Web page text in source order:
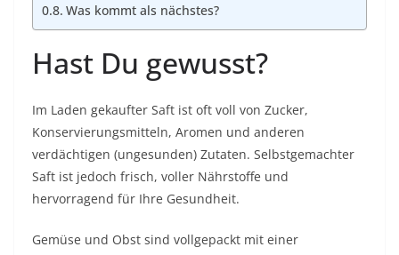
Was kommt als nächstes?
Hast Du gewusst?
Im Laden gekaufter Saft ist oft voll von Zucker,
Konservierungsmitteln, Aromen und anderen
verdächtigen (ungesunden) Zutaten. Selbstgemachter
Saft ist jedoch frisch, voller Nährstoffe und
hervorragend für Ihre Gesundheit.
Gemüse und Obst sind vollgepackt mit einer